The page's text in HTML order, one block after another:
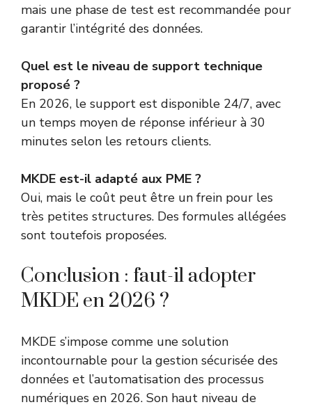
mais une phase de test est recommandée pour
garantir l’intégrité des données.
Quel est le niveau de support technique
proposé ?
En 2026, le support est disponible 24/7, avec
un temps moyen de réponse inférieur à 30
minutes selon les retours clients.
MKDE est-il adapté aux PME ?
Oui, mais le coût peut être un frein pour les
très petites structures. Des formules allégées
sont toutefois proposées.
Conclusion : faut-il adopter
MKDE en 2026 ?
MKDE s’impose comme une solution
incontournable pour la gestion sécurisée des
données et l’automatisation des processus
numériques en 2026. Son haut niveau de